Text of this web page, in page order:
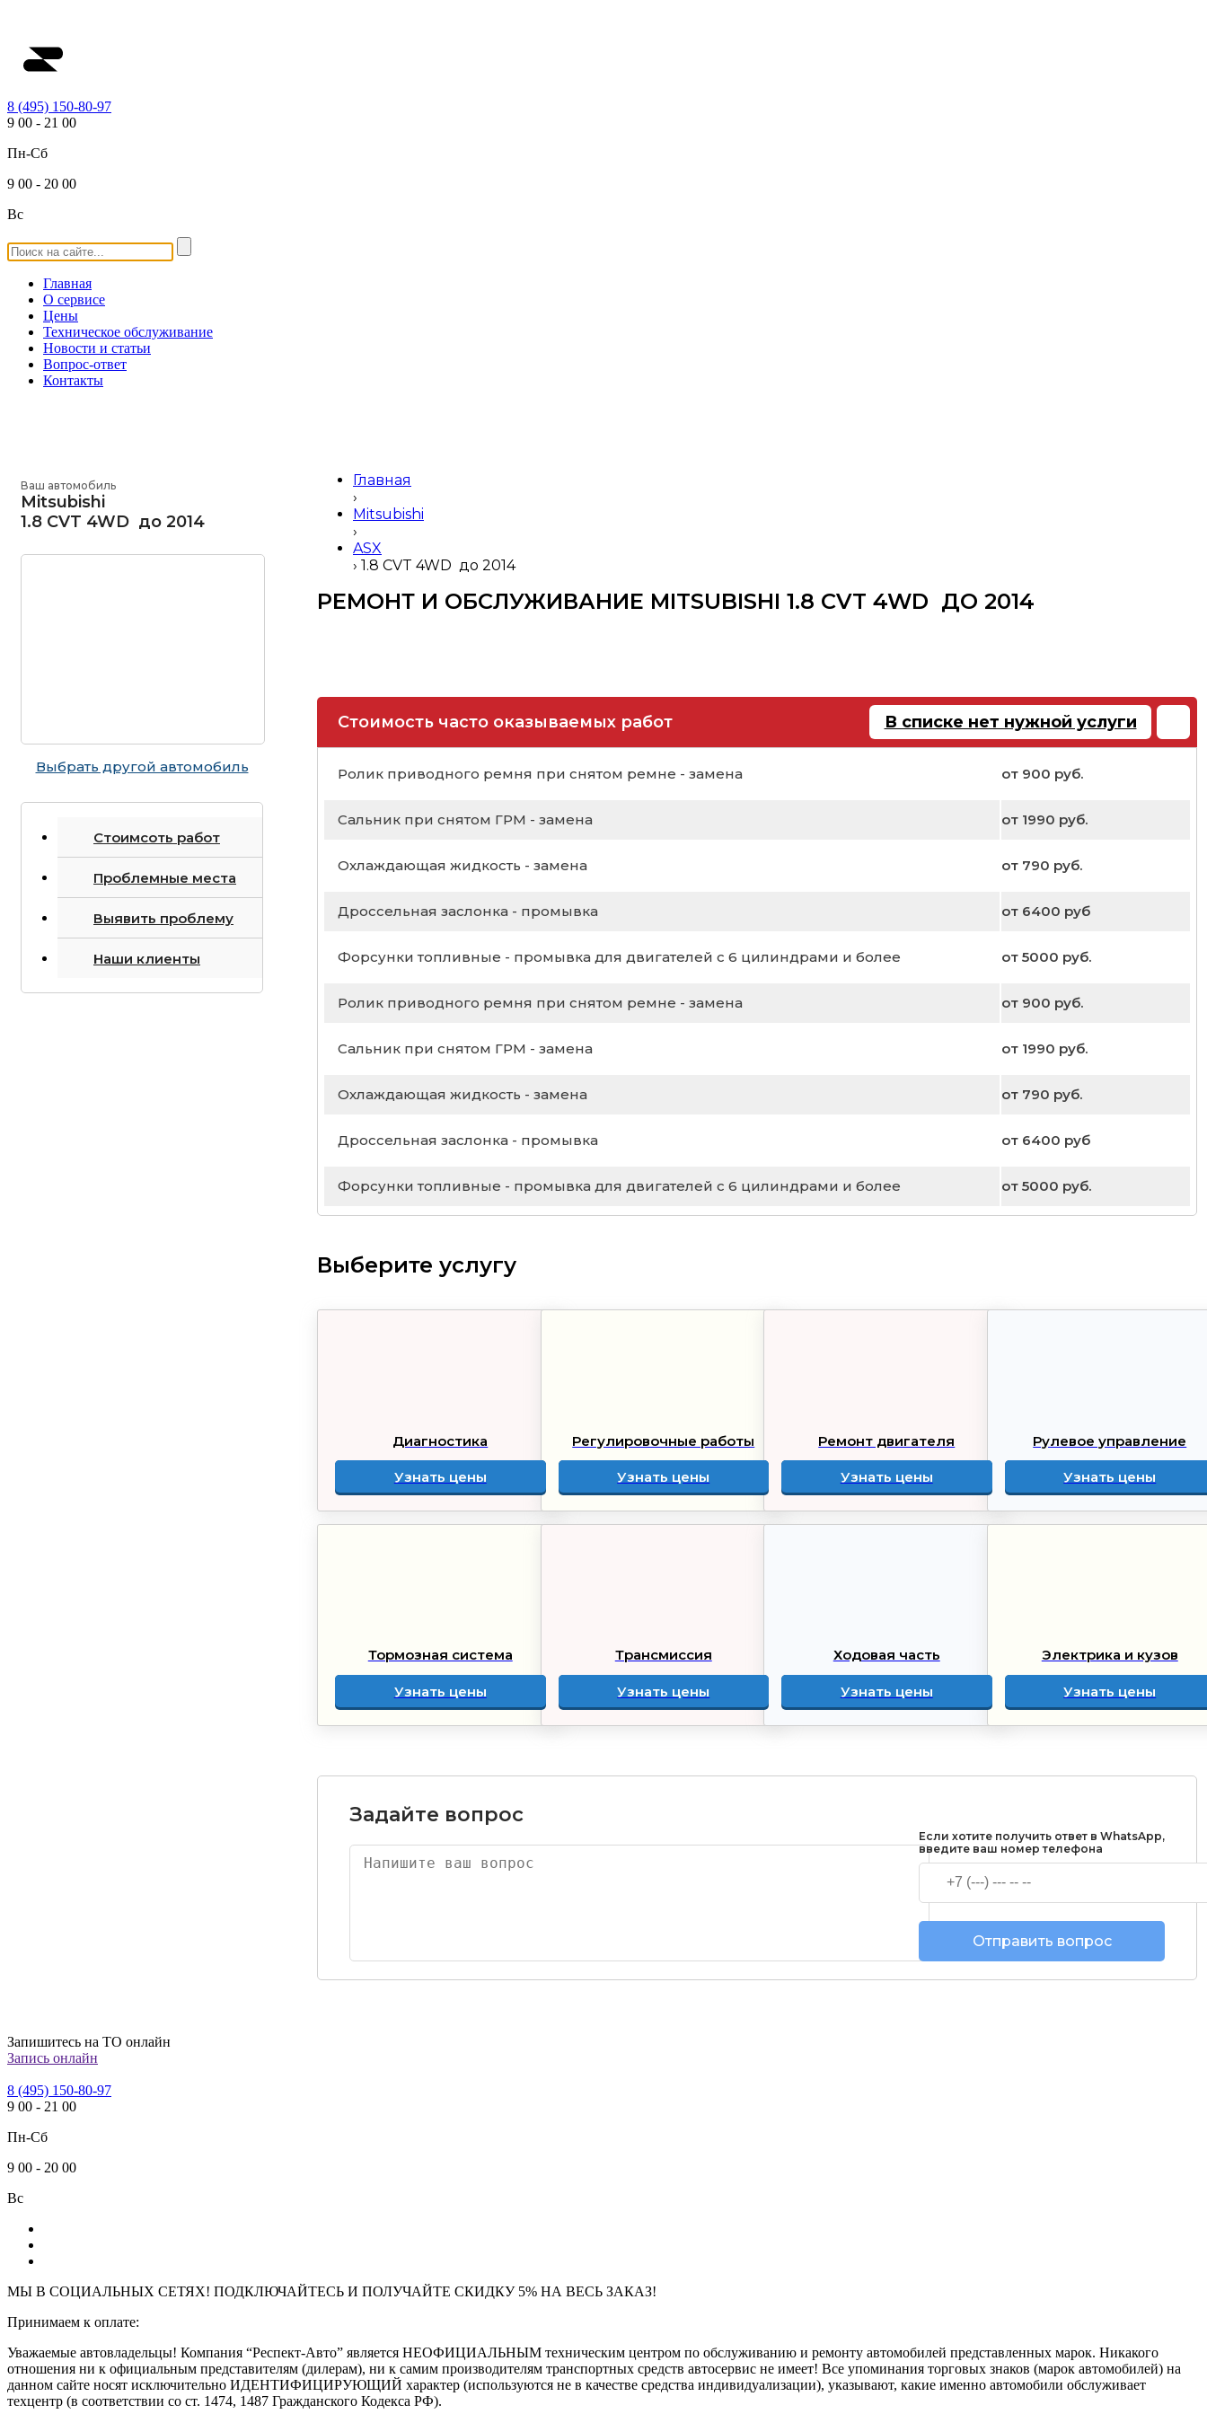
8 (495) 150-80-97
9 00 - 21 00
Пн-Сб
9 00 - 20 00
Вс
Главная
О сервисе
Цены
Техническое обслуживание
Новости и статьи
Вопрос-ответ
Контакты
Ваш автомобиль
Mitsubishi
1.8 CVT 4WD до 2014
Выбрать другой автомобиль
Стоимсоть работ
Проблемные места
Выявить проблему
Наши клиенты
Главная
›
Mitsubishi
›
ASX
› 1.8 CVT 4WD до 2014
РЕМОНТ И ОБСЛУЖИВАНИЕ MITSUBISHI 1.8 CVT 4WD ДО 2014
Стоимость часто оказываемых работ В списке нет нужной услуги
Ролик приводного ремня при снятом ремне - замена от 900 руб.
Сальник при снятом ГРМ - замена от 1990 руб.
Охлаждающая жидкость - замена от 790 руб.
Дроссельная заслонка - промывка от 6400 руб
Форсунки топливные - промывка для двигателей с 6 цилиндрами и более от 5000 руб.
Ролик приводного ремня при снятом ремне - замена от 900 руб.
Сальник при снятом ГРМ - замена от 1990 руб.
Охлаждающая жидкость - замена от 790 руб.
Дроссельная заслонка - промывка от 6400 руб
Форсунки топливные - промывка для двигателей с 6 цилиндрами и более от 5000 руб.
Выберите услугу
Диагностика
Узнать цены
Регулировочные работы
Узнать цены
Ремонт двигателя
Узнать цены
Рулевое управление
Узнать цены
Тормозная система
Узнать цены
Трансмиссия
Узнать цены
Ходовая часть
Узнать цены
Электрика и кузов
Узнать цены
Задайте вопрос
Если хотите получить ответ в WhatsApp,
введите ваш номер телефона
Запишитесь на ТО онлайн
Запись онлайн
8 (495) 150-80-97
9 00 - 21 00
Пн-Сб
9 00 - 20 00
Вс
МЫ В СОЦИАЛЬНЫХ СЕТЯХ! ПОДКЛЮЧАЙТЕСЬ И ПОЛУЧАЙТЕ СКИДКУ 5% НА ВЕСЬ ЗАКАЗ!
Принимаем к оплате:
Уважаемые автовладельцы! Компания “Респект-Авто” является НЕОФИЦИАЛЬНЫМ техническим центром по обслуживанию и ремонту автомобилей представленных марок. Никакого
отношения ни к официальным представителям (дилерам), ни к самим производителям транспортных средств автосервис не имеет! Все упоминания торговых знаков (марок автомобилей) на
данном сайте носят исключительно ИДЕНТИФИЦИРУЮЩИЙ характер (используются не в качестве средства индивидуализации), указывают, какие именно автомобили обслуживает
техцентр (в соответствии со ст. 1474, 1487 Гражданского Кодекса РФ).